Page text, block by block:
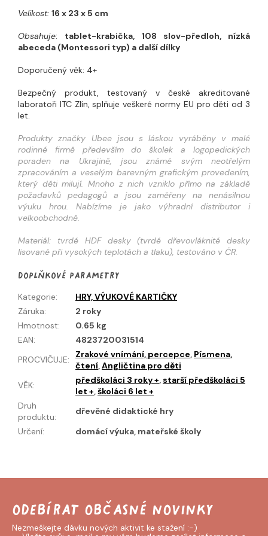
Velikost: 16 x 23 x 5 cm
Obsahuje: tablet-krabička, 108 slov-předloh, nízká
abeceda (Montessori typ) a další dílky
Doporučený věk: 4+
Bezpečný produkt, testovaný v české akreditované
laboratoři ITC Zlín, splňuje veškeré normy EU pro děti od 3
let.
Produkty značky Ubee jsou s láskou vyráběny v malé
rodinné firmě především do školek a logopedických
poraden na Ukrajině, jsou známé svým neotřelým
zpracováním a veselým barevným grafickým provedením,
který děti milují. Mnoho z nich vzniklo přímo na základě
požadavků pedagogů a jsou zaměřeny na nenásilnou
výuku hrou. Nabízíme je jako výhradní distributor i
velkoobchodně.
Materiál: tvrdé HDF desky (tvrdé dřevovláknité desky
lisované při vysokých teplotách a tlaku), testováno v ČR.
Doplňkové parametry
Kategorie:
HRY, VÝUKOVÉ KARTIČKY
Záruka:
2 roky
Hmotnost:
0.65 kg
EAN:
4823720031514
PROCVIČUJE: Zrakové vnímání, percepce, Písmena,
čtení,Angličtina pro děti
VĚK: předškoláci 3 roky +, starší předškoláci 5
let +,školáci 6 let +
Druh
produktu:
dřevěné didaktické hry
Určení: domácí výuka, mateřské školy